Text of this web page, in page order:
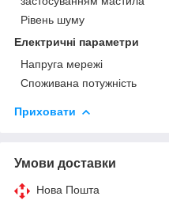
Рівень шуму
Електричні параметри
Напруга мережі
Споживана потужність
Приховати
Умови доставки
Нова Пошта